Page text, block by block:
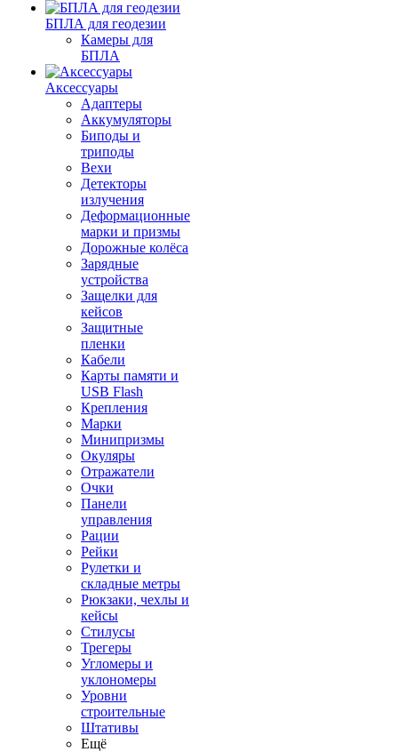
БПЛА для геодезии
Камеры для
БПЛА
Аксессуары
Адаптеры
Аккумуляторы
Биподы и
триподы
Вехи
Детекторы
излучения
Деформационные
марки и призмы
Дорожные колёса
Зарядные
устройства
Защелки для
кейсов
Защитные
пленки
Кабели
Карты памяти и
USB Flash
Крепления
Марки
Минипризмы
Окуляры
Отражатели
Очки
Панели
управления
Рации
Рейки
Рулетки и
складные метры
Рюкзаки, чехлы и
кейсы
Стилусы
Трегеры
Угломеры и
уклономеры
Уровни
строительные
Штативы
Ещё